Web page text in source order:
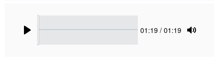
Current
01:19 / 01:19